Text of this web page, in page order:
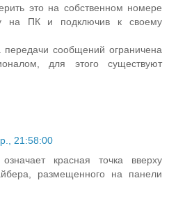
это на собственном номере
на ПК и подключив к своему
передачи сообщений ограничена
для этого существуют
21:58:00
красная точка вверху
размещенного на панели